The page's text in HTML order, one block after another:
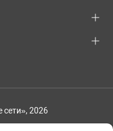
2026